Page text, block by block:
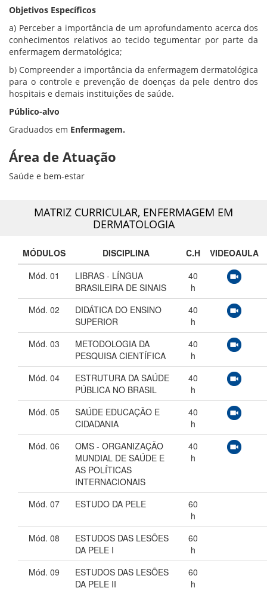
Objetivos Específicos
a) Perceber a importância de um aprofundamento acerca dos
conhecimentos relativos ao tecido tegumentar por parte da
enfermagem dermatológica;
b) Compreender a importância da enfermagem dermatológica
para o controle e prevenção de doenças da pele dentro dos
hospitais e demais instituições de saúde.
Público-alvo
Graduados em Enfermagem.
Área de Atuação
Saúde e bem-estar
MATRIZ CURRICULAR, ENFERMAGEM EM
DERMATOLOGIA
MÓDULOS DISCIPLINA C.H
VIDEOAULA
Mód. 01
LIBRAS - LÍNGUA
BRASILEIRA DE SINAIS
40
h
Mód. 02
DIDÁTICA DO ENSINO
SUPERIOR
40
h
Mód. 03
METODOLOGIA DA
PESQUISA CIENTÍFICA
40
h
Mód. 04
ESTRUTURA DA SAÚDE
PÚBLICA NO BRASIL
40
h
Mód. 05
SAÚDE EDUCAÇÃO E
CIDADANIA
40
h
Mód. 06
OMS - ORGANIZAÇÃO
MUNDIAL DE SAÚDE E
AS POLÍTICAS
INTERNACIONAIS
40
h
Mód. 07 ESTUDO DA PELE
60
h
Mód. 08
ESTUDOS DAS LESÕES
DA PELE I
60
h
Mód. 09
ESTUDOS DAS LESÕES
DA PELE II
60
h